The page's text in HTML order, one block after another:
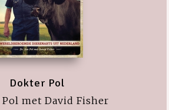
Dokter Pol
Pol met David Fisher